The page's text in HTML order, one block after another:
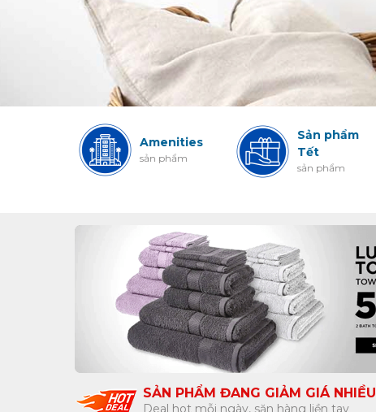
Amenities
sản phẩm
Sản phẩm
Tết
sản phẩm
SẢN PHẨM ĐANG GIẢM GIÁ NHIỀU
Deal hot mỗi ngày, săn hàng liền tay